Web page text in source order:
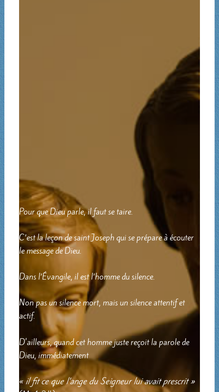
Pour que Dieu parle, il faut se taire.
C’est la leçon de saint Joseph qui se prépare à écouter
le message de Dieu.
Dans l’Évangile, il est l’homme du silence.
Non pas un silence mort, mais un silence attentif et
actif.
D'ailleurs, quand cet homme juste reçoit la parole de
Dieu, immédiatement
«il fit ce que l’ange du Seigneur lui avait prescrit »